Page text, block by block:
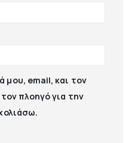
μου, email, και τον
πλοηγό για την